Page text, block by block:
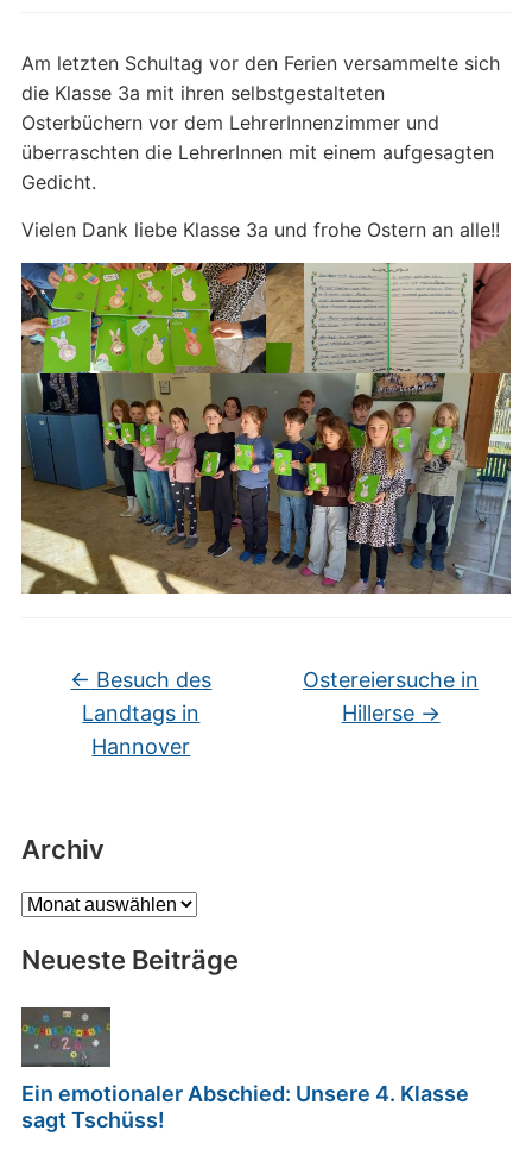
Archiv
Archiv
Neueste Beiträge
Ein emotionaler Abschied: Unsere 4. Klasse
sagt Tschüss!
Am letzten Schultag vor den Ferien versammelte sich
die Klasse 3a mit ihren selbstgestalteten
Osterbüchern vor dem LehrerInnenzimmer und
überraschten die LehrerInnen mit einem aufgesagten
Gedicht.
Vielen Dank liebe Klasse 3a und frohe Ostern an alle!!
← Besuch des
Landtags in
Hannover
Ostereiersuche in
Hillerse →